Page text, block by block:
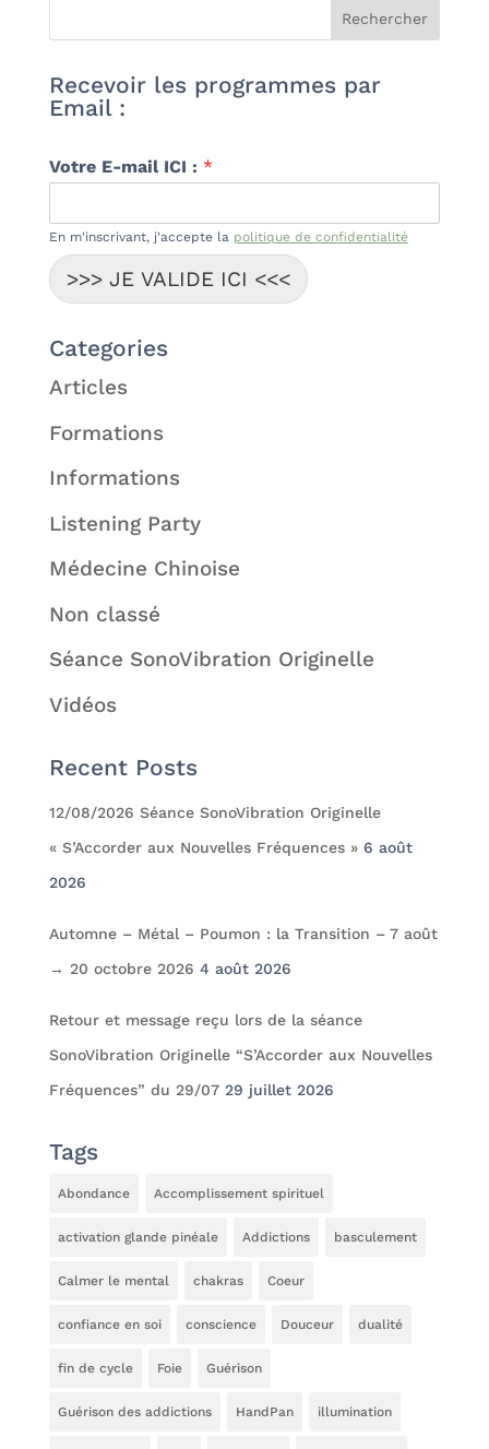
Recevoir les programmes par
Email :
Votre E-mail ICI : *
En m'inscrivant, j'accepte la politique de confidentialité
>>> JE VALIDE ICI <<<
Categories
Articles
Formations
Informations
Listening Party
Médecine Chinoise
Non classé
Séance SonoVibration Originelle
Vidéos
Recent Posts
12/08/2026 Séance SonoVibration Originelle
« S’Accorder aux Nouvelles Fréquences » 6 août
2026
Automne – Métal – Poumon : la Transition – 7 août
→ 20 octobre 2026 4 août 2026
Retour et message reçu lors de la séance
SonoVibration Originelle “S’Accorder aux Nouvelles
Fréquences” du 29/07 29 juillet 2026
Tags
Abondance Accomplissement spirituel
activation glande pinéale Addictions basculement
Calmer le mental chakras Coeur
confiance en soi conscience Douceur dualité
fin de cycle Foie Guérison
Guérison des addictions HandPan illumination